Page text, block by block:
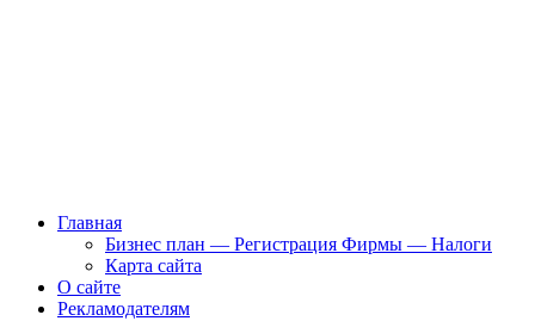
Главная
Бизнес план — Регистрация Фирмы — Налоги
Карта сайта
О сайте
Рекламодателям